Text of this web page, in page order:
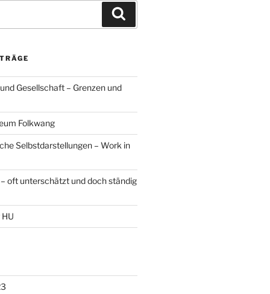
Gesellschaft – Grenzen und
Folkwang
Selbstdarstellungen – Work in
oft unterschätzt und doch ständig